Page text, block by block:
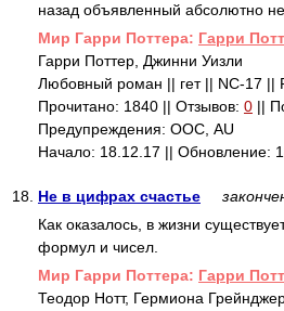
назад объявленный абсолютно
Mир Гарри Поттера: Гарри
Гарри Поттер, Джинни Уизли
Любовный роман || гет || NC-17 ||
Прочитано: 1840 || Отзывов: 0 ||
Предупреждения: ООС, AU
Начало: 18.12.17 || Обновление:
18. Не в цифрах счастье
Как оказалось, в жизни
формул и чисел.
Mир Гарри Поттера: Гарри
Теодор Нотт, Гермиона